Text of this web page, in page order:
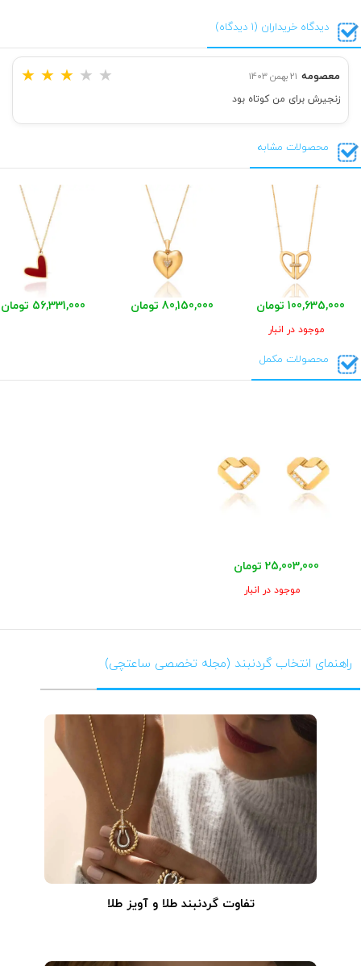
دیدگاه خریداران (1 دیدگاه)
معصومه 21 بهمن 1403 ★ ★ ★ ★ ★
زنجیرش برای من کوتاه بود
محصولات مشابه
100,635,000 تومان
موجود در انبار
80,150,000 تومان 56,331,000 تومان
محصولات مکمل
25,003,000 تومان
موجود در انبار
راهنمای انتخاب گردنبند (مجله تخصصی ساعتچی)
تفاوت گردنبند طلا و آویز طلا